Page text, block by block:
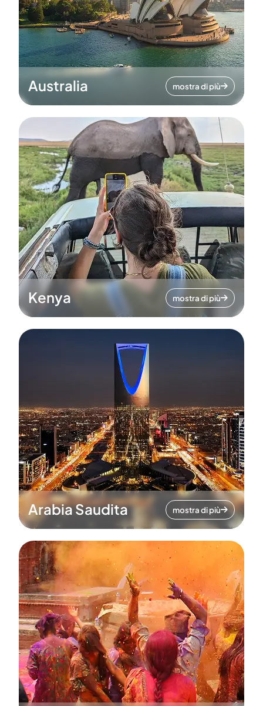
Australia mostra di più
Kenya mostra di più
Arabia Saudita mostra di più